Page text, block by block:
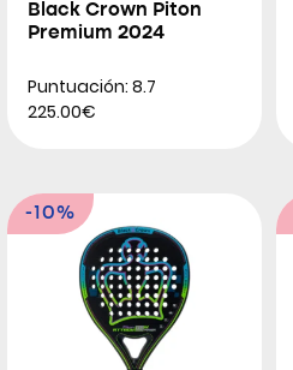
Black Crown Piton
Premium 2024
Puntuación: 8.7
225.00€
-10%